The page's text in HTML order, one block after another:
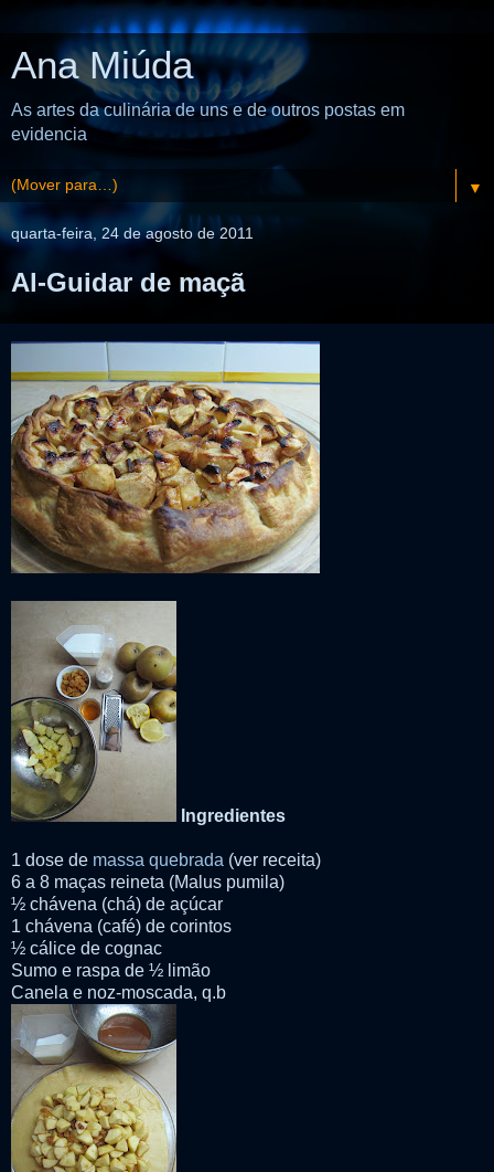
Ana Miúda
As artes da culinária de uns e de outros postas em
evidencia
▼
quarta-feira, 24 de agosto de 2011
Al-Guidar de maçã
Ingredientes
1 dose de massa quebrada (ver receita)
6 a 8 maças reineta (Malus pumila)
½ chávena (chá) de açúcar
1 chávena (café) de corintos
½ cálice de cognac
Sumo e raspa de ½ limão
Canela e noz-moscada, q.b